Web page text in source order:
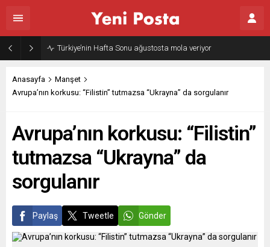
Gazze’nin geleceği: Teknokratik kontrol mü, kolonializm mi?
Anasayfa
Manşet
Avrupa’nın korkusu: “Filistin” tutmazsa “Ukrayna” da sorgulanır
Avrupa’nın korkusu: “Filistin”
tutmazsa “Ukrayna” da
sorgulanır
Paylaş Tweetle Gönder